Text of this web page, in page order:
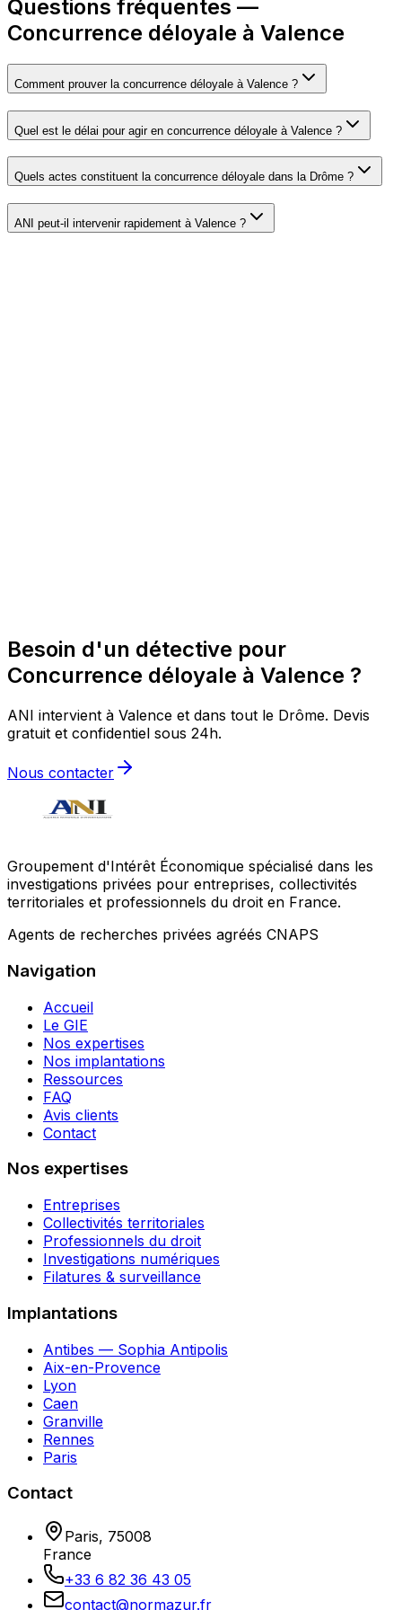
Questions fréquentes —
Concurrence déloyale à Valence
Comment prouver la concurrence déloyale à Valence ?
Quel est le délai pour agir en concurrence déloyale à Valence ?
Quels actes constituent la concurrence déloyale dans la Drôme ?
ANI peut-il intervenir rapidement à Valence ?
Besoin d'un détective pour
Concurrence déloyale à Valence ?
ANI intervient à Valence et dans tout le Drôme. Devis
gratuit et confidentiel sous 24h.
Nous contacter
Groupement d'Intérêt Économique spécialisé dans les
investigations privées pour entreprises, collectivités
territoriales et professionnels du droit en France.
Agents de recherches privées agréés CNAPS
Navigation
Accueil
Le GIE
Nos expertises
Nos implantations
Ressources
FAQ
Avis clients
Contact
Nos expertises
Entreprises
Collectivités territoriales
Professionnels du droit
Investigations numériques
Filatures & surveillance
Implantations
Antibes — Sophia Antipolis
Aix-en-Provence
Lyon
Caen
Granville
Rennes
Paris
Contact
Paris, 75008
France
+33 6 82 36 43 05
contact@normazur.fr